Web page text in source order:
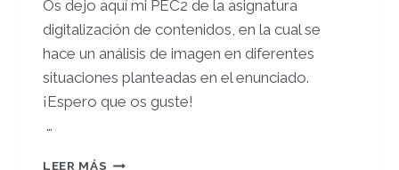
Os dejo aquí mi PEC2 de la asignatura
digitalización de contenidos, en la cual se
hace un análisis de imagen en diferentes
situaciones planteadas en el enunciado.
¡Espero que os guste!
…
LEER MÁS PEC2–